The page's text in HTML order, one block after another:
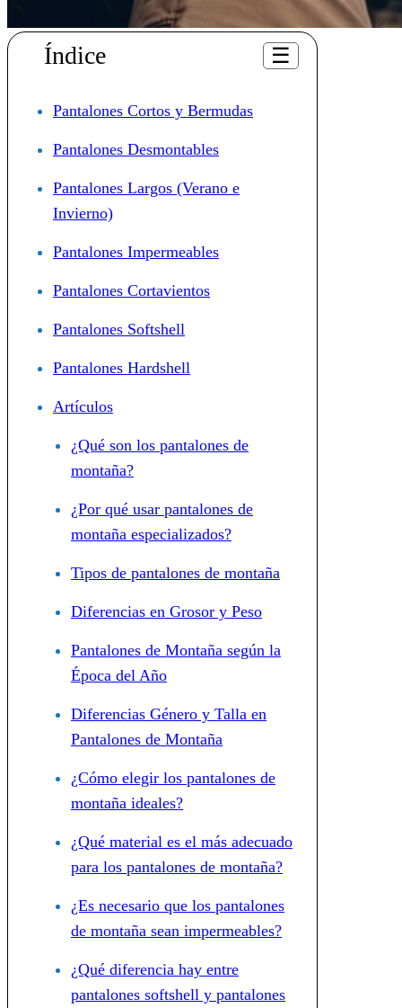
Índice ☰
Pantalones Cortos y Bermudas
Pantalones Desmontables
Pantalones Largos (Verano e
Invierno)
Pantalones Impermeables
Pantalones Cortavientos
Pantalones Softshell
Pantalones Hardshell
Artículos
¿Qué son los pantalones de
montaña?
¿Por qué usar pantalones de
montaña especializados?
Tipos de pantalones de montaña
Diferencias en Grosor y Peso
Pantalones de Montaña según la
Época del Año
Diferencias Género y Talla en
Pantalones de Montaña
¿Cómo elegir los pantalones de
montaña ideales?
¿Qué material es el más adecuado
para los pantalones de montaña?
¿Es necesario que los pantalones
de montaña sean impermeables?
¿Qué diferencia hay entre
pantalones softshell y pantalones